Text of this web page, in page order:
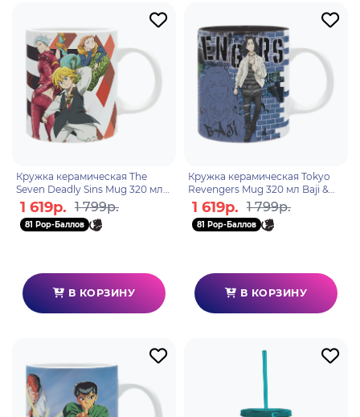
Кружка керамическая The
Seven Deadly Sins Mug 320 мл
Meliodas,Ban & King
ABYMUGA208
1 619р. 1 799р.
81 Pop-Баллов
В КОРЗИНУ
Кружка керамическая Tokyo
Revengers Mug 320 мл Baji &
Chifuyu subli x2 ABYMUGA357
1 619р. 1 799р.
81 Pop-Баллов
В КОРЗИНУ